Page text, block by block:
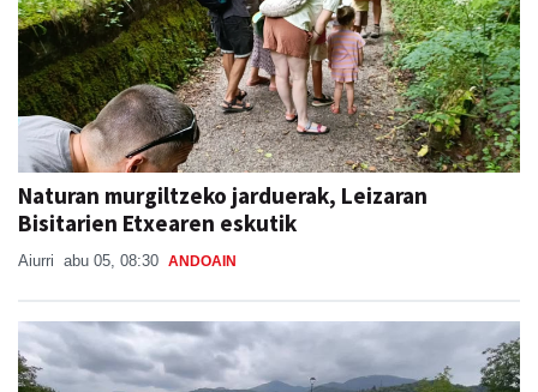
Naturan murgiltzeko jarduerak, Leizaran
Bisitarien Etxearen eskutik
Aiurri abu 05, 08:30 ANDOAIN